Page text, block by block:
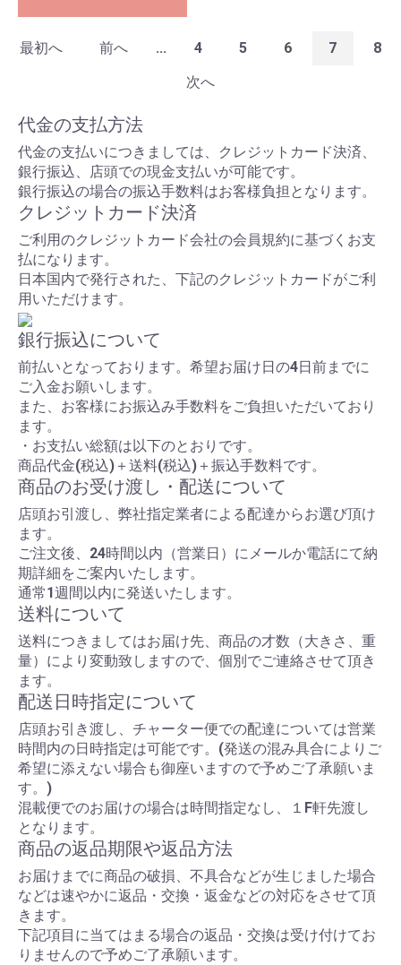
最初へ 前へ ... 4 5 6 7
8
次へ
代金の支払方法
代金の支払いにつきましては、クレジットカード決済、
銀行振込、店頭での現金支払いが可能です。
銀行振込の場合の振込手数料はお客様負担となります。
クレジットカード決済
ご利用のクレジットカード会社の会員規約に基づくお支
払になります。
日本国内で発行された、下記のクレジットカードがご利
用いただけます。
銀行振込について
前払いとなっております。希望お届け日の4日前までに
ご入金お願いします。
また、お客様にお振込み手数料をご負担いただいており
ます。
・お支払い総額は以下のとおりです。
商品代金(税込)＋送料(税込)＋振込手数料です。
商品のお受け渡し・配送について
店頭お引渡し、弊社指定業者による配達からお選び頂け
ます。
ご注文後、24時間以内（営業日）にメールか電話にて納
期詳細をご案内いたします。
通常1週間以内に発送いたします。
送料について
送料につきましてはお届け先、商品の才数（大きさ、重
量）により変動致しますので、個別でご連絡させて頂き
ます。
配送日時指定について
店頭お引き渡し、チャーター便での配達については営業
時間内の日時指定は可能です。(発送の混み具合によりご
希望に添えない場合も御座いますので予めご了承願いま
す。)
混載便でのお届けの場合は時間指定なし、１F軒先渡し
となります。
商品の返品期限や返品方法
お届けまでに商品の破損、不具合などが生じました場合
などは速やかに返品・交換・返金などの対応をさせて頂
きます。
下記項目に当てはまる場合の返品・交換は受け付けてお
りませんので予めご了承願います。